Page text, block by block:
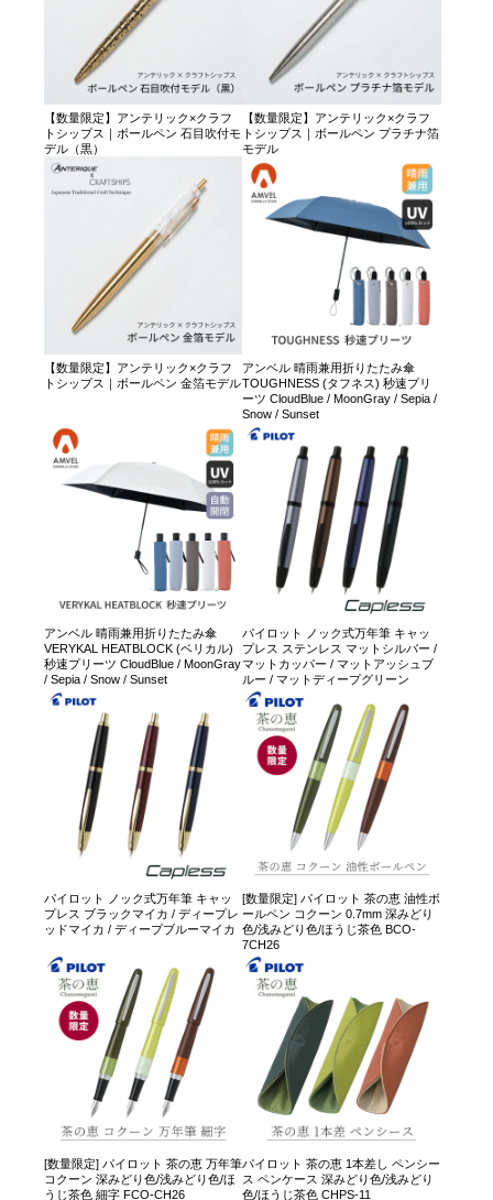
【数量限定】アンテリック×クラフ
トシップス｜ボールペン 石目吹付モ
デル（黒）
【数量限定】アンテリック×クラフ
トシップス｜ボールペン プラチナ箔
モデル
【数量限定】アンテリック×クラフ
トシップス｜ボールペン 金箔モデル
アンベル 晴雨兼用折りたたみ傘
TOUGHNESS (タフネス) 秒速プリ
ーツ CloudBlue / MoonGray / Sepia /
Snow / Sunset
アンベル 晴雨兼用折りたたみ傘
VERYKAL HEATBLOCK (ベリカル)
秒速プリーツ CloudBlue / MoonGray
/ Sepia / Snow / Sunset
パイロット ノック式万年筆 キャッ
プレス ステンレス マットシルバー /
マットカッパー / マットアッシュブ
ルー / マットディープグリーン
パイロット ノック式万年筆 キャッ
プレス ブラックマイカ / ディープレ
ッドマイカ / ディープブルーマイカ
[数量限定] パイロット 茶の恵 油性ボ
ールペン コクーン 0.7mm 深みどり
色/浅みどり色/ほうじ茶色 BCO-
7CH26
[数量限定] パイロット 茶の恵 万年筆
コクーン 深みどり色/浅みどり色/ほ
うじ茶色 細字 FCO-CH26
パイロット 茶の恵 1本差し ペンシー
ス ペンケース 深みどり色/浅みどり
色/ほうじ茶色 CHPS-11